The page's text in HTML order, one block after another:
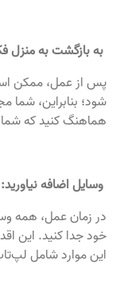
به بازگشت به منزل
پس از عمل، ممکن
شود؛ بنابراین، شما
هماهنگ کنید که شما
وسایل اضافه نیاورید:
در زمان عمل، همه
خود جدا کنید. این
این موارد شامل